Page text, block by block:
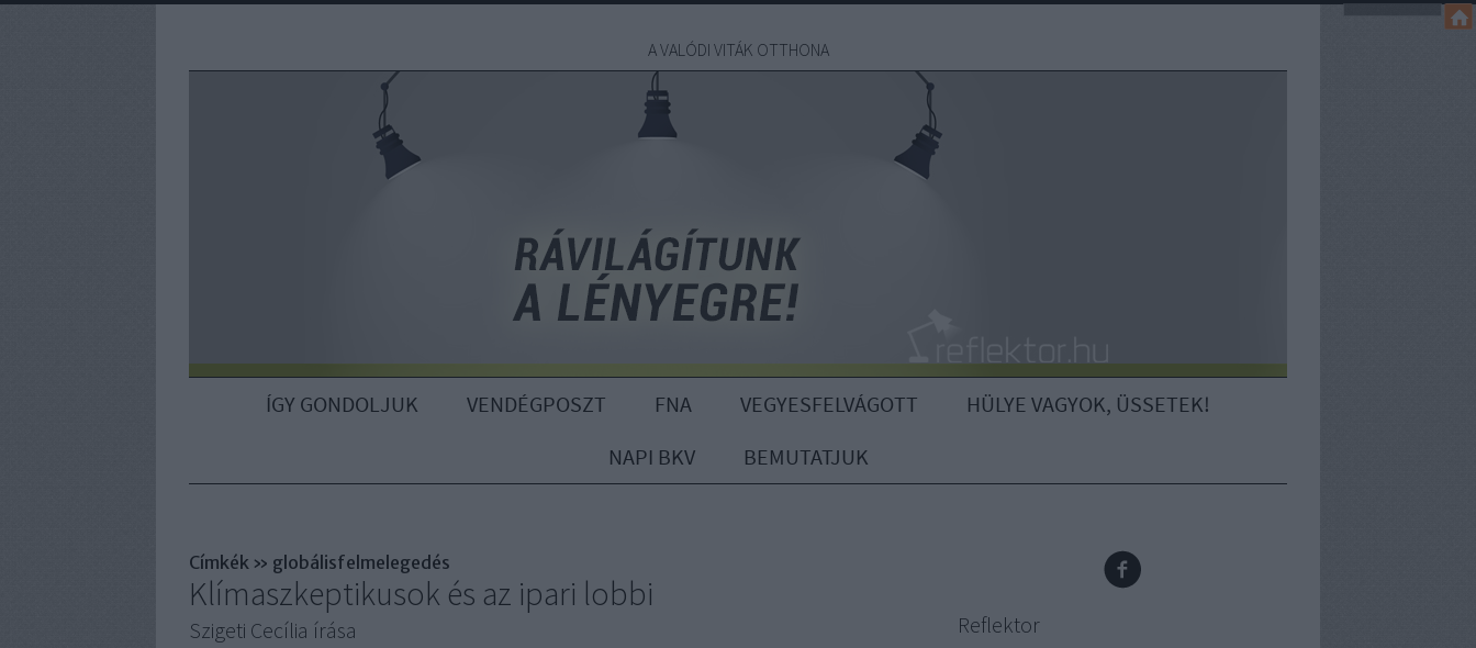
A VALÓDI VITÁK OTTHONA
ÍGY GONDOLJUK VENDÉGPOSZT FNA VEGYESFELVÁGOTT
HÜLYE VAGYOK, ÜSSETEK!
NAPI BKV
BEMUTATJUK
Címkék » globálisfelmelegedés
Klímaszkeptikusok és az ipari lobbi
Szigeti Cecília írása
Reflektor